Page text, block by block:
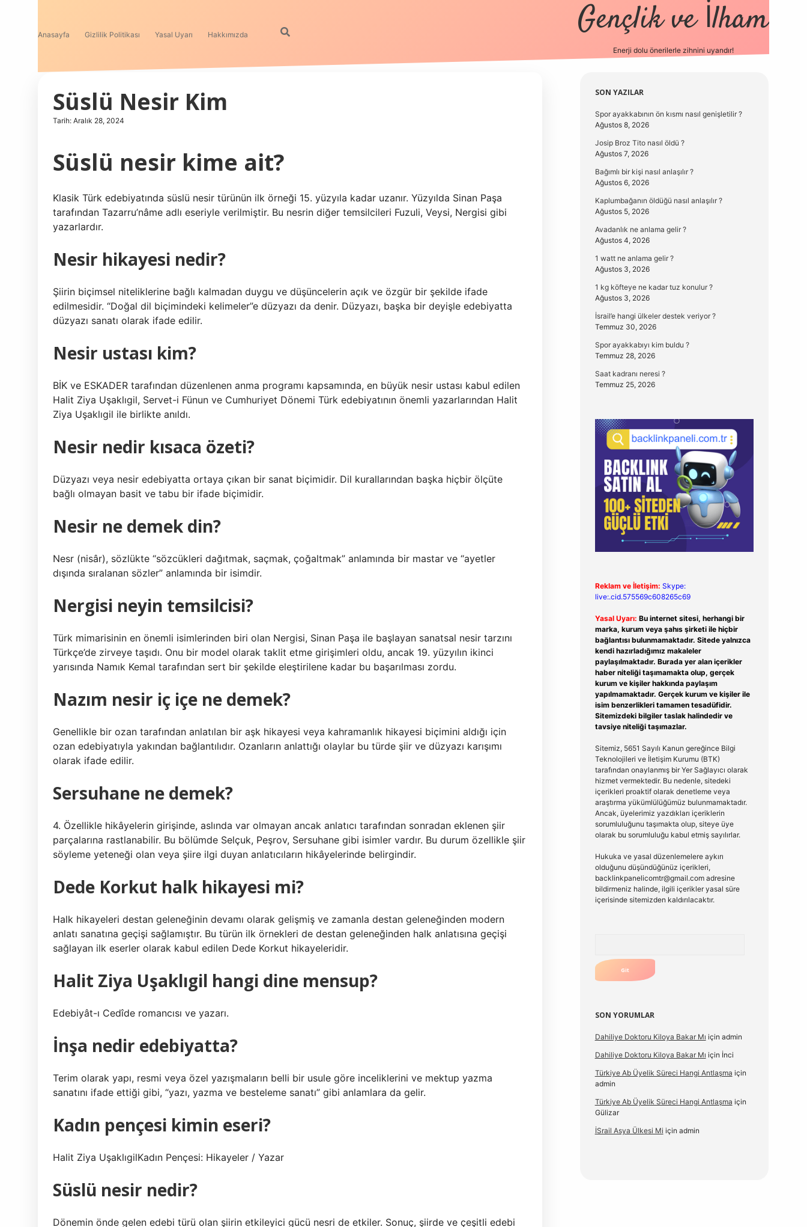
Anasayfa Gizlilik Politikası Yasal Uyarı Hakkımızda Gençlik ve İlham
Enerji dolu önerilerle zihnini uyandır!
Süslü Nesir Kim
Tarih: Aralık 28, 2024
Süslü nesir kime ait?
Klasik Türk edebiyatında süslü nesir türünün ilk örneği 15. yüzyıla kadar uzanır. Yüzyılda Sinan Paşa
tarafından Tazarru’nâme adlı eseriyle verilmiştir. Bu nesrin diğer temsilcileri Fuzuli, Veysi, Nergisi gibi
yazarlardır.
Nesir hikayesi nedir?
Şiirin biçimsel niteliklerine bağlı kalmadan duygu ve düşüncelerin açık ve özgür bir şekilde ifade
edilmesidir. “Doğal dil biçimindeki kelimeler”e düzyazı da denir. Düzyazı, başka bir deyişle edebiyatta
düzyazı sanatı olarak ifade edilir.
Nesir ustası kim?
BİK ve ESKADER tarafından düzenlenen anma programı kapsamında, en büyük nesir ustası kabul edilen
Halit Ziya Uşaklıgil, Servet-i Fünun ve Cumhuriyet Dönemi Türk edebiyatının önemli yazarlarından Halit
Ziya Uşaklıgil ile birlikte anıldı.
Nesir nedir kısaca özeti?
Düzyazı veya nesir edebiyatta ortaya çıkan bir sanat biçimidir. Dil kurallarından başka hiçbir ölçüte
bağlı olmayan basit ve tabu bir ifade biçimidir.
Nesir ne demek din?
Nesr (nisâr), sözlükte “sözcükleri dağıtmak, saçmak, çoğaltmak” anlamında bir mastar ve “ayetler
dışında sıralanan sözler” anlamında bir isimdir.
Nergisi neyin temsilcisi?
Türk mimarisinin en önemli isimlerinden biri olan Nergisi, Sinan Paşa ile başlayan sanatsal nesir tarzını
Türkçe’de zirveye taşıdı. Onu bir model olarak taklit etme girişimleri oldu, ancak 19. yüzyılın ikinci
yarısında Namık Kemal tarafından sert bir şekilde eleştirilene kadar bu başarılması zordu.
Nazım nesir iç içe ne demek?
Genellikle bir ozan tarafından anlatılan bir aşk hikayesi veya kahramanlık hikayesi biçimini aldığı için
ozan edebiyatıyla yakından bağlantılıdır. Ozanların anlattığı olaylar bu türde şiir ve düzyazı karışımı
olarak ifade edilir.
Sersuhane ne demek?
4. Özellikle hikâyelerin girişinde, aslında var olmayan ancak anlatıcı tarafından sonradan eklenen şiir
parçalarına rastlanabilir. Bu bölümde Selçuk, Peşrov, Sersuhane gibi isimler vardır. Bu durum özellikle şiir
söyleme yeteneği olan veya şiire ilgi duyan anlatıcıların hikâyelerinde belirgindir.
Dede Korkut halk hikayesi mi?
Halk hikayeleri destan geleneğinin devamı olarak gelişmiş ve zamanla destan geleneğinden modern
anlatı sanatına geçişi sağlamıştır. Bu türün ilk örnekleri de destan geleneğinden halk anlatısına geçişi
sağlayan ilk eserler olarak kabul edilen Dede Korkut hikayeleridir.
Halit Ziya Uşaklıgil hangi dine mensup?
Edebiyât-ı Cedîde romancısı ve yazarı.
İnşa nedir edebiyatta?
Terim olarak yapı, resmi veya özel yazışmaların belli bir usule göre inceliklerini ve mektup yazma
sanatını ifade ettiği gibi, “yazı, yazma ve besteleme sanatı” gibi anlamlara da gelir.
Kadın pençesi kimin eseri?
Halit Ziya UşaklıgilKadın Pençesi: Hikayeler / Yazar
Süslü nesir nedir?
Dönemin önde gelen edebi türü olan şiirin etkileyici gücü nesri de etkiler. Sonuç, şiirde ve çeşitli edebi
Sidebar
SON YAZILAR
Spor ayakkabının ön kısmı nasıl genişletilir ?
Ağustos 8, 2026
Josip Broz Tito nasıl öldü ?
Ağustos 7, 2026
Bağımlı bir kişi nasıl anlaşılır ?
Ağustos 6, 2026
Kaplumbağanın öldüğü nasıl anlaşılır ?
Ağustos 5, 2026
Avadanlık ne anlama gelir ?
Ağustos 4, 2026
1 watt ne anlama gelir ?
Ağustos 3, 2026
1 kg köfteye ne kadar tuz konulur ?
Ağustos 3, 2026
İsrail’e hangi ülkeler destek veriyor ?
Temmuz 30, 2026
Spor ayakkabıyı kim buldu ?
Temmuz 28, 2026
Saat kadranı neresi ?
Temmuz 25, 2026
Reklam ve İletişim: Skype:
live:.cid.575569c608265c69
Yasal Uyarı: Bu internet sitesi, herhangi bir
marka, kurum veya şahıs şirketi ile hiçbir
bağlantısı bulunmamaktadır. Sitede yalnızca
kendi hazırladığımız makaleler
paylaşılmaktadır. Burada yer alan içerikler
haber niteliği taşımamakta olup, gerçek
kurum ve kişiler hakkında paylaşım
yapılmamaktadır. Gerçek kurum ve kişiler ile
isim benzerlikleri tamamen tesadüfidir.
Sitemizdeki bilgiler taslak halindedir ve
tavsiye niteliği taşımazlar.
Sitemiz, 5651 Sayılı Kanun gereğince Bilgi
Teknolojileri ve İletişim Kurumu (BTK)
tarafından onaylanmış bir Yer Sağlayıcı olarak
hizmet vermektedir. Bu nedenle, sitedeki
içerikleri proaktif olarak denetleme veya
araştırma yükümlülüğümüz bulunmamaktadır.
Ancak, üyelerimiz yazdıkları içeriklerin
sorumluluğunu taşımakta olup, siteye üye
olarak bu sorumluluğu kabul etmiş sayılırlar.
Hukuka ve yasal düzenlemelere aykırı
olduğunu düşündüğünüz içerikleri,
backlinkpanelicomtr@gmail.comadresine
bildirmeniz halinde, ilgili içerikler yasal süre
içerisinde sitemizden kaldırılacaktır.
SON YORUMLAR
Dahiliye Doktoru Kiloya Bakar Mı için admin
Dahiliye Doktoru Kiloya Bakar Mı için İnci
Türkiye Ab Üyelik Süreci Hangi Antlaşma için
admin
Türkiye Ab Üyelik Süreci Hangi Antlaşma için
Gülizar
İSrail Asya Ülkesi Mi için admin